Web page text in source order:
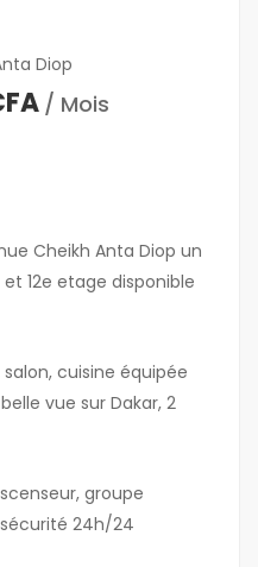
Diop
/ Mois
Cheikh Anta Diop un
12e etage disponible
cuisine équipée
vue sur Dakar, 2
groupe
24h/24